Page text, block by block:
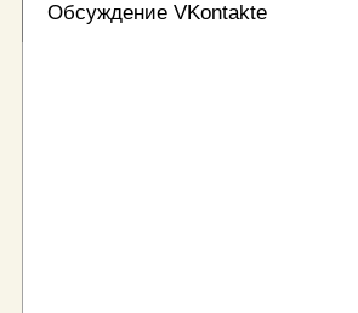
Обсуждение VKontakte